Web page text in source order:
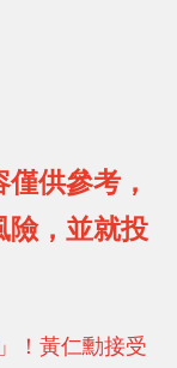
供參考，
險，並就投
！黃仁勳接受